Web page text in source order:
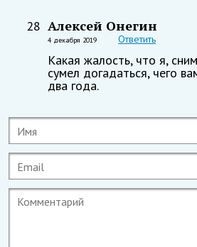
28 Алексей Онегин
4 декабря 2019 Ответить
Какая жалость, что я,
сумел догадаться, чего
два года.